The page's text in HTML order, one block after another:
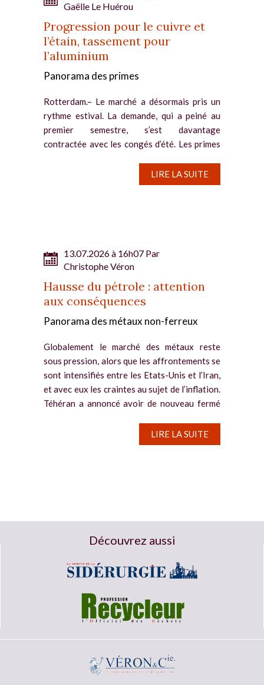
Gaëlle Le Huérou
Progression pour le cuivre et
l’étain, tassement pour
l’aluminium
Panorama des primes
Rotterdam.– Le marché a désormais pris un
rythme estival. La demande, qui a peiné au
premier semestre, s’est davantage
contractée avec les congés d’été. Les primes
LIRE LA SUITE
13.07.2026 à 16h07 Par
Christophe Véron
Hausse du pétrole : attention
aux conséquences
Panorama des métaux non-ferreux
Globalement le marché des métaux reste
sous pression, alors que les affrontements se
sont intensifiés entre les Etats-Unis et l’Iran,
et avec eux les craintes au sujet de l’inflation.
Téhéran a annoncé avoir de nouveau fermé
LIRE LA SUITE
Découvrez aussi